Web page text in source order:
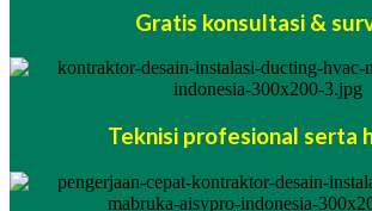
Gratis konsultasi &
Teknisi profesional serta